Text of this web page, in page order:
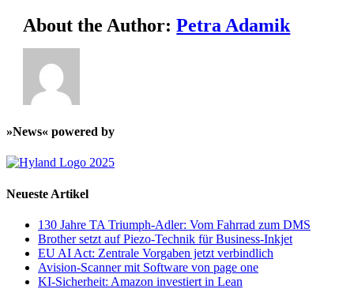
About the Author:Petra Adamik
»News« powered by
Neueste Artikel
130 Jahre TA Triumph-Adler: Vom Fahrrad zum DMS
Brother setzt auf Piezo-Technik für Business-Inkjet
EU AI Act: Zentrale Vorgaben jetzt verbindlich
Avision-Scanner mit Software von page one
KI-Sicherheit: Amazon investiert in Lean